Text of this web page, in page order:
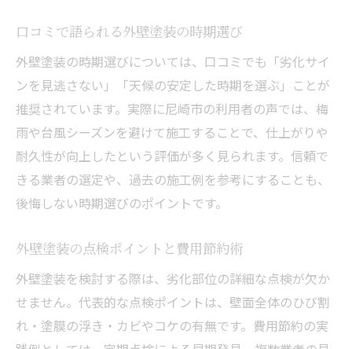
口コミで語られる外壁塗装の時期選び
外壁塗装の時期選びについては、口コミでも「劣化サイ
ンを見逃さない」「天候の安定した時期を選ぶ」ことが
推奨されています。実際に尼崎市の利用者の声では、梅
雨や台風シーズンを避けて施工することで、仕上がりや
耐久性が向上したという評価が多く見られます。信頼で
きる業者の選定や、過去の施工例を参考にすることも、
後悔しない時期選びのポイントです。
外壁塗装の点検ポイントと費用節約術
外壁塗装を検討する際は、劣化部位の詳細な点検が欠か
せません。代表的な点検ポイントは、壁面全体のひび割
れ・塗膜の浮き・カビやコケの有無です。費用節約の実